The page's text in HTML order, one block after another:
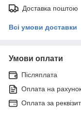
Доставка поштою
Всі умови доставки
Умови оплати
Післяплата
Оплата на
Оплата за